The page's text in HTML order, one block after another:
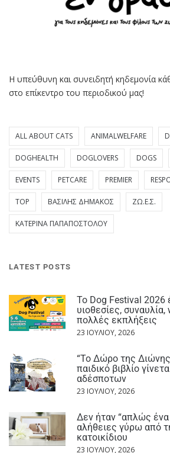
Η υπεύθυνη και συνειδητή κηδεμονία
στο επίκεντρο του περιοδικού μας!
ALL ABOUT CATS ANIMALWELFARE
DOGHEALTH DOGLOVERS DOGS
EVENTS PETCARE PREMIER
TOP ΒΑΣΊΛΗΣ ΔΗΜΆΚΟΣ ΖΩ.Ε.Σ.
ΚΑΤΕΡΊΝΑ ΠΑΠΑΠΟΣΤΌΛΟΥ
LATEST POSTS
Το Dog Festival 2026
υιοθεσίες,
πολλές εκπλήξεις
23 ΙΟΥΛΊΟΥ, 2026
“Το Δώρο της
παιδικό βιβλίο
αδέσποτων
23 ΙΟΥΛΊΟΥ, 2026
Δεν ήταν “απλώς
αλήθειες γύρω από
κατοικίδιου
23 ΙΟΥΛΊΟΥ, 2026